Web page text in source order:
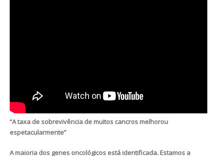
“A taxa de sobrevivência de muitos cancros melhorou
espetacularmente”
A maioria dos genes oncológicos está identificada. Estamos a